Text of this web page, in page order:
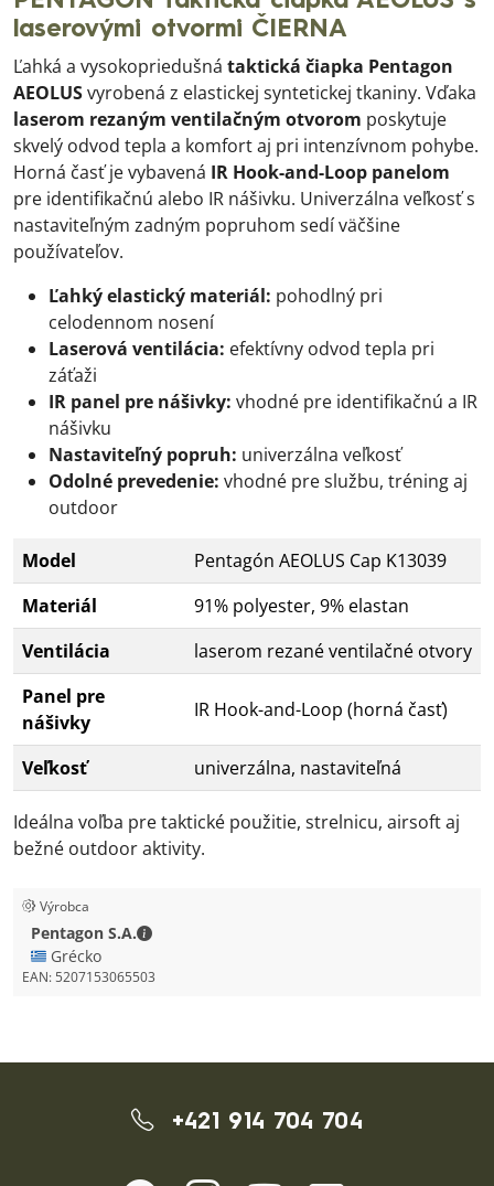
laserovými otvormi ČIERNA
Ľahká a vysokopriedušná taktická čiapka Pentagon
AEOLUSvyrobená z elastickej syntetickej tkaniny. Vďaka
laserom rezaným ventilačným otvorom poskytuje
skvelý odvod tepla a komfort aj pri intenzívnom pohybe.
Horná časť je vybavená IR Hook-and-Loop panelom
pre identifikačnú alebo IR nášivku. Univerzálna veľkosť s
nastaviteľným zadným popruhom sedí väčšine
používateľov.
Ľahký elastický materiál: pohodlný pri
celodennom nosení
Laserová ventilácia: efektívny odvod tepla pri
záťaži
IR panel pre nášivky: vhodné pre identifikačnú a IR
nášivku
Nastaviteľný popruh: univerzálna veľkosť
Odolné prevedenie: vhodné pre službu, tréning aj
outdoor
Model
Pentagón AEOLUS Cap K13039
Materiál
91% polyester, 9% elastan
Ventilácia
laserom rezané ventilačné otvory
Panel pre
nášivky
IR Hook-and-Loop (horná časť)
Veľkosť univerzálna, nastaviteľná
Ideálna voľba pre taktické použitie, strelnicu, airsoft aj
bežné outdoor aktivity.
Výrobca
Pentagon S.A.
Pentagon S.A. - Kontaktné údaje
🇬🇷 Grécko
EAN: 5207153065503
+421 914 704 704